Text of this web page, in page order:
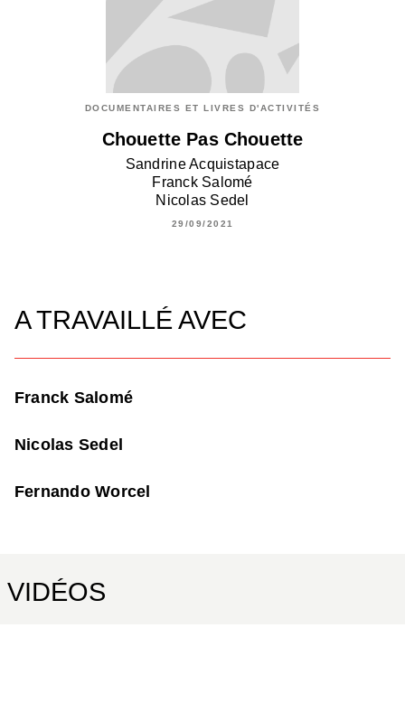
DOCUMENTAIRES ET LIVRES D'ACTIVITÉS
Chouette Pas Chouette
Sandrine Acquistapace
Franck Salomé
Nicolas Sedel
29/09/2021
A TRAVAILLÉ AVEC
Franck Salomé
Nicolas Sedel
Fernando Worcel
VIDÉOS